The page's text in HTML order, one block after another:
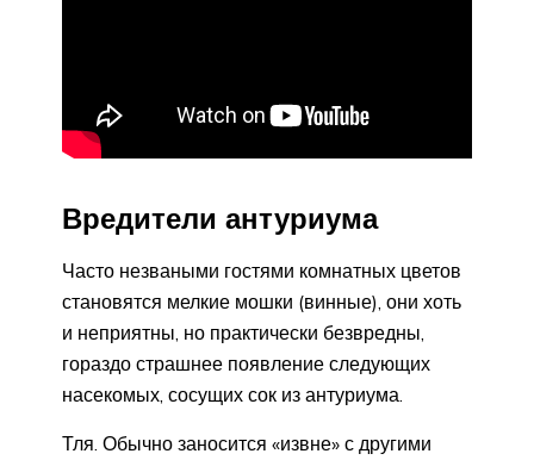
Вредители антуриума
Часто незваными гостями комнатных цветов
становятся мелкие мошки (винные), они хоть
и неприятны, но практически безвредны,
гораздо страшнее появление следующих
насекомых, сосущих сок из антуриума.
Тля. Обычно заносится «извне» с другими